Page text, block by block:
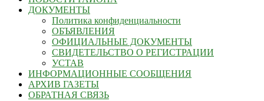
ДОКУМЕНТЫ
Политика конфиденциальности
ОБЪЯВЛЕНИЯ
ОФИЦИАЛЬНЫЕ ДОКУМЕНТЫ
СВИДЕТЕЛЬСТВО О РЕГИСТРАЦИИ
УСТАВ
ИНФОРМАЦИОННЫЕ СООБЩЕНИЯ
АРХИВ ГАЗЕТЫ
ОБРАТНАЯ СВЯЗЬ